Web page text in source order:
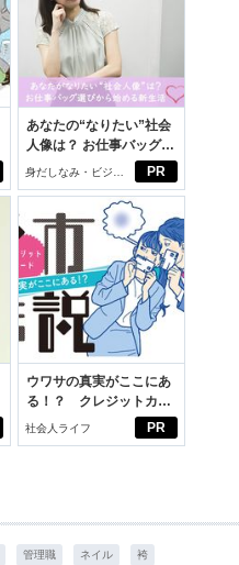
PR
あなたの“なりたい”社会
人像は？ お仕事バッグ選
びから始める新生活
身だしなみ・ビジネ
スアイテム
PR
ウワサの真実がここにあ
る！？ クレジットカー
ドの都市伝説
社会人ライフ
管理職 ネイル 袴